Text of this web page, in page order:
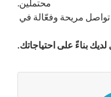
محتملين.
تواصل مريحة وفعّالة في
بناءً على احتياجاتك.